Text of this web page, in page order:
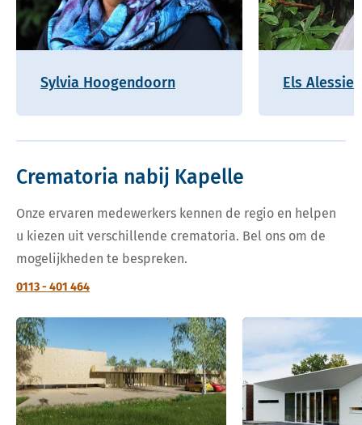
Sylvia Hoogendoorn Els Alessie
Crematoria nabij Kapelle
Onze ervaren medewerkers kennen de regio en helpen
u kiezen uit verschillende crematoria. Bel ons om de
mogelijkheden te bespreken.
0113 - 401 464